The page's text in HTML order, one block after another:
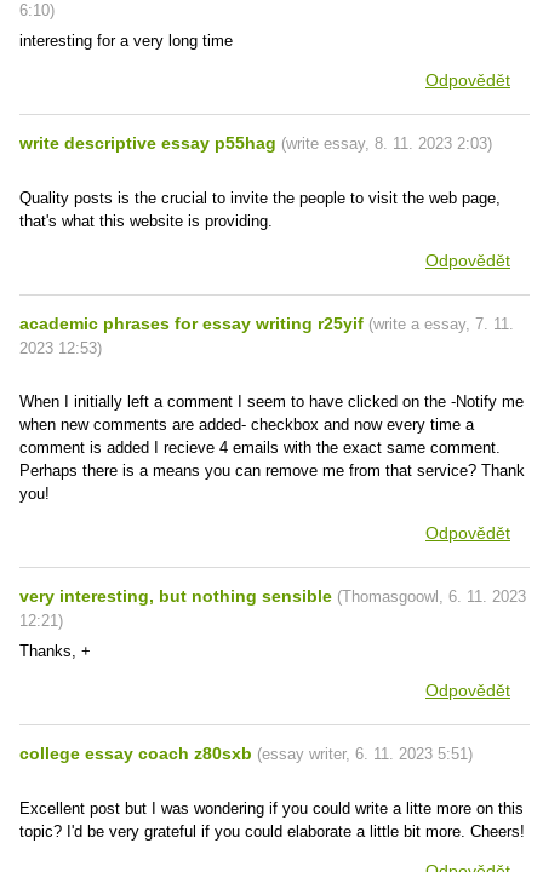
6:10)
interesting for a very long time
Odpovědět
write descriptive essay p55hag (write essay, 8. 11. 2023 2:03)
Quality posts is the crucial to invite the people to visit the web page,
that's what this website is providing.
Odpovědět
academic phrases for essay writing r25yif (write a essay, 7. 11.
2023 12:53)
When I initially left a comment I seem to have clicked on the -Notify me
when new comments are added- checkbox and now every time a
comment is added I recieve 4 emails with the exact same comment.
Perhaps there is a means you can remove me from that service? Thank
you!
Odpovědět
very interesting, but nothing sensible (Thomasgoowl , 6. 11. 2023
12:21)
Thanks, +
Odpovědět
college essay coach z80sxb (essay writer, 6. 11. 2023 5:51)
Excellent post but I was wondering if you could write a litte more on this
topic? I'd be very grateful if you could elaborate a little bit more. Cheers!